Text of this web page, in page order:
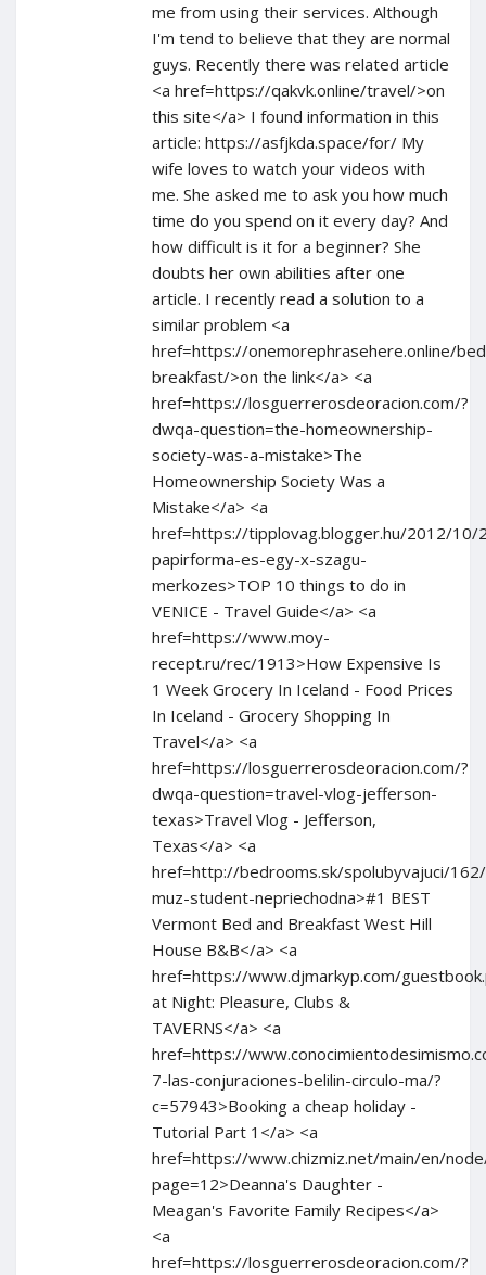
me from using their services. Although
I'm tend to believe that they are normal
guys. Recently there was related article
<a href=https://qakvk.online/travel/>on
this site</a> I found information in this
article: https://asfjkda.space/for/ My
wife loves to watch your videos with
me. She asked me to ask you how much
time do you spend on it every day? And
how difficult is it for a beginner? She
doubts her own abilities after one
article. I recently read a solution to a
similar problem <a
href=https://onemorephrasehere.online/
breakfast/>on the link</a> <a
href=https://losguerrerosdeoracion.com/?
dwqa-question=the-homeownership-
society-was-a-mistake>The
Homeownership Society Was a
Mistake</a> <a
href=https://tipplovag.blogger.hu/2012/10/
papirforma-es-egy-x-szagu-
merkozes>TOP 10 things to do in
VENICE - Travel Guide</a> <a
href=https://www.moy-
recept.ru/rec/1913>How Expensive Is
1 Week Grocery In Iceland - Food Prices
In Iceland - Grocery Shopping In
Travel</a> <a
href=https://losguerrerosdeoracion.com/?
dwqa-question=travel-vlog-jefferson-
texas>Travel Vlog - Jefferson,
Texas</a> <a
href=http://bedrooms.sk/spolubyvajuci/
muz-student-nepriechodna>#1 BEST
Vermont Bed and Breakfast West Hill
House B&B</a> <a
href=https://www.djmarkyp.com/
at Night: Pleasure, Clubs &
TAVERNS</a> <a
href=https://
7-las-conjuraciones-belilin-circulo-ma/?
c=57943>Booking a cheap holiday -
Tutorial Part 1</a> <a
href=https://www.chizmiz.net/main/en/
page=12>Deanna's Daughter -
Meagan's Favorite Family Recipes</a>
<a
href=https://losguerrerosdeoracion.com/?